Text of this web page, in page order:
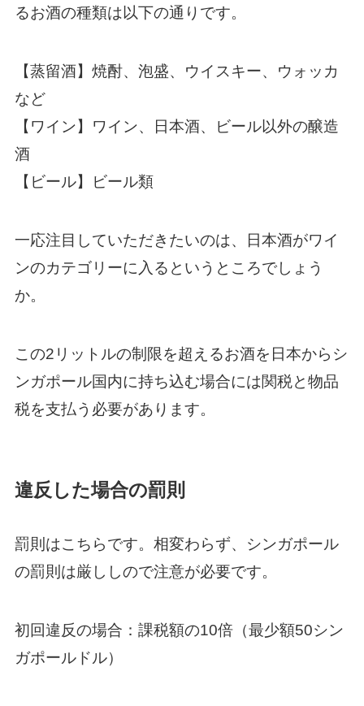
るお酒の種類は以下の通りです。
【蒸留酒】焼酎、泡盛、ウイスキー、ウォッカ
など
【ワイン】ワイン、日本酒、ビール以外の醸造
酒
【ビール】ビール類
一応注目していただきたいのは、日本酒がワイ
ンのカテゴリーに入るというところでしょう
か。
この2リットルの制限を超えるお酒を日本からシ
ンガポール国内に持ち込む場合には関税と物品
税を支払う必要があります。
違反した場合の罰則
罰則はこちらです。相変わらず、シンガポール
の罰則は厳ししので注意が必要です。
初回違反の場合：課税額の10倍（最少額50シン
ガポールドル）